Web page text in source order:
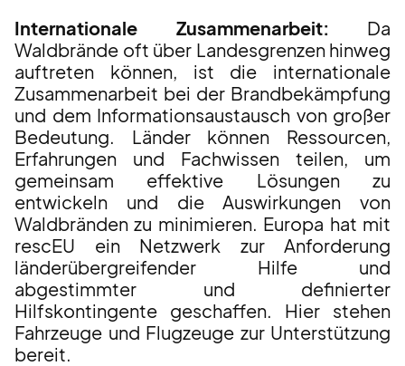
Internationale Zusammenarbeit: Da
Waldbrände oft über Landesgrenzen hinweg
auftreten können, ist die internationale
Zusammenarbeit bei der Brandbekämpfung
und dem Informationsaustausch von großer
Bedeutung. Länder können Ressourcen,
Erfahrungen und Fachwissen teilen, um
gemeinsam effektive Lösungen zu
entwickeln und die Auswirkungen von
Waldbränden zu minimieren. Europa hat mit
rescEU ein Netzwerk zur Anforderung
länderübergreifender Hilfe und
abgestimmter und definierter
Hilfskontingente geschaffen. Hier stehen
Fahrzeuge und Flugzeuge zur Unterstützung
bereit.